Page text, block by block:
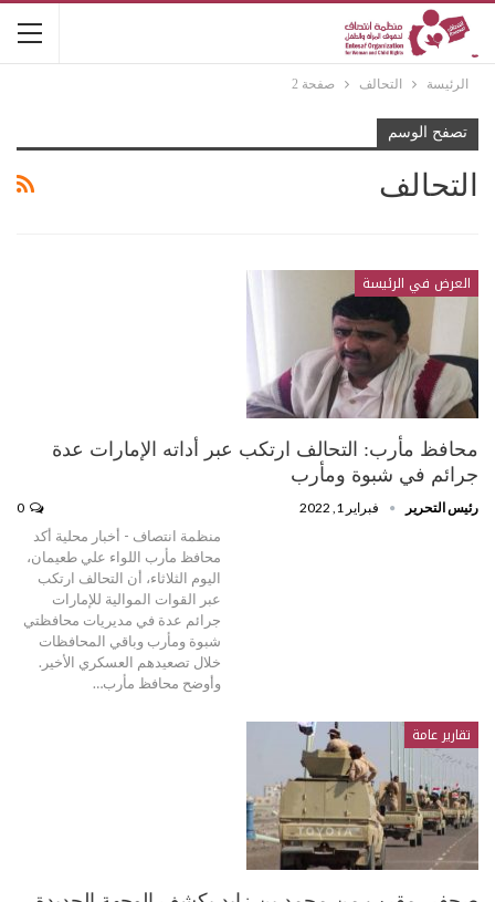
الرئيسة التحالف صفحة 2
تصفح الوسم
التحالف
العرض في الرئيسة
محافظ مأرب: التحالف ارتكب عبر أداته الإمارات عدة
جرائم في شبوة ومأرب
رئيس التحرير فبراير 1, 2022
منظمة انتصاف - أخبار محلية أكد ‏
محافظ مأرب اللواء علي طعيمان،
اليوم الثلاثاء، أن التحالف ارتكب
عبر القوات الموالية للإمارات
جرائم عدة في مديريات محافظتي
شبوة ومأرب وباقي المحافظات
خلال تصعيدهم العسكري الأخير.
وأوضح محافظ مأرب…
تقارير عامة